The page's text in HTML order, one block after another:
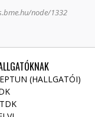
node/1332
(HALLGATÓI)